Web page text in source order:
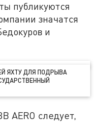
публикуются
значатся
и
ЯХТУ ДЛЯ ПОДРЫВА
AERO следует,